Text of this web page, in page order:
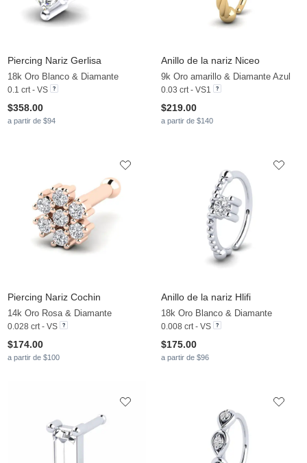
Piercing Nariz Gerlisa
18k Oro Blanco & Diamante
0.1 crt - VS
$358.00
a partir de $94
Anillo de la nariz Niceo
9k Oro amarillo & Diamante Azul
0.03 crt - VS1
$219.00
a partir de $140
Piercing Nariz Cochin
14k Oro Rosa & Diamante
0.028 crt - VS
$174.00
a partir de $100
Anillo de la nariz Hlifi
18k Oro Blanco & Diamante
0.008 crt - VS
$175.00
a partir de $96